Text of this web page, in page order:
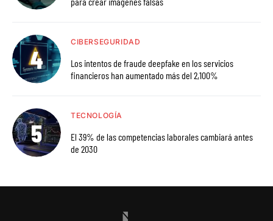
CIBERSEGURIDAD
Los intentos de fraude deepfake en los servicios
financieros han aumentado más del 2,100%
TECNOLOGÍA
El 39% de las competencias laborales cambiará antes
de 2030